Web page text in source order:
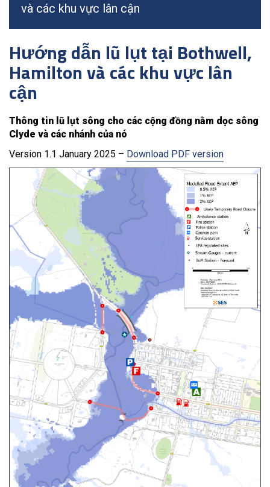
và các khu vực lân cận
Hướng dẫn lũ lụt tại Bothwell,
Hamilton và các khu vực lân
cận
Thông tin lũ lụt sông cho các cộng đồng nằm dọc sông
Clyde và các nhánh của nó
Version 1.1 January 2025 – Download PDF version